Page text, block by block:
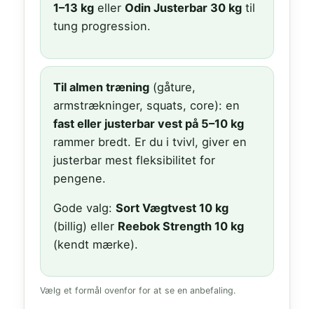
1–13 kg eller Odin Justerbar 30 kg til
tung progression.
Til almen træning (gåture,
armstrækninger, squats, core): en
fast eller justerbar vest på 5–10 kg
rammer bredt. Er du i tvivl, giver en
justerbar mest fleksibilitet for
pengene.
Gode valg: Sort Vægtvest 10 kg
(billig) eller Reebok Strength 10 kg
(kendt mærke).
Vælg et formål ovenfor for at se en anbefaling.